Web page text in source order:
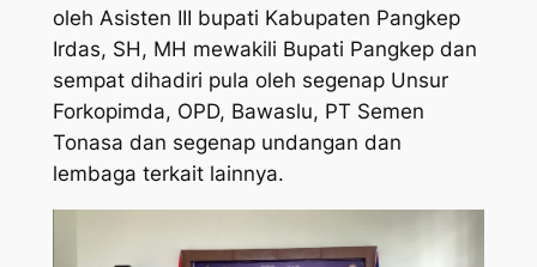
oleh Asisten III bupati Kabupaten Pangkep
Irdas, SH, MH mewakili Bupati Pangkep dan
sempat dihadiri pula oleh segenap Unsur
Forkopimda, OPD, Bawaslu, PT Semen
Tonasa dan segenap undangan dan
lembaga terkait lainnya.